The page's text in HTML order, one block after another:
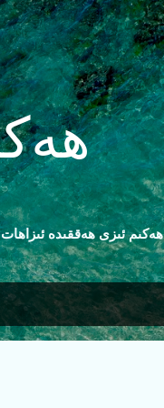
ھەكىم ئىزى ھەققىدە ئىزاھات